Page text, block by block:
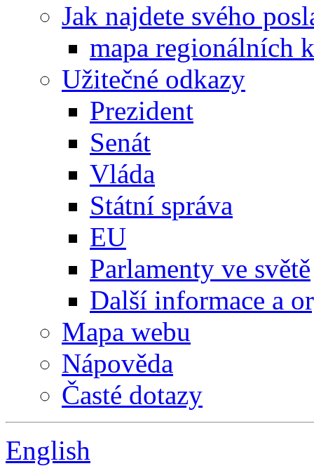
Jak najdete svého
mapa regionálních
Užitečné odkazy
Prezident
Senát
Vláda
Státní správa
EU
Parlamenty ve světě
Další informace a
Mapa webu
Nápověda
Časté dotazy
English